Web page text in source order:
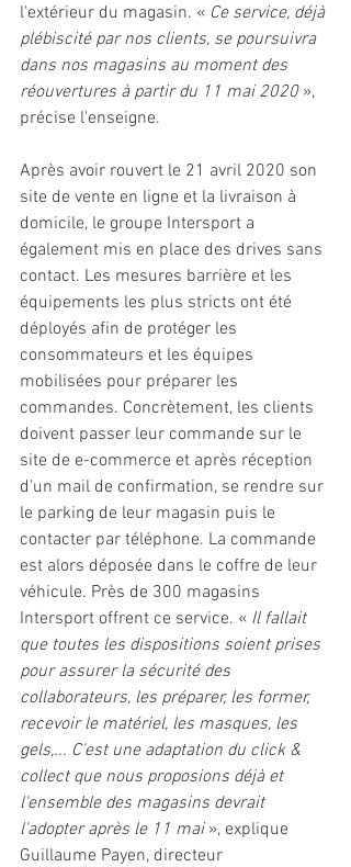
l'extérieur du magasin. « Ce service, déjà
plébiscité par nos clients, se poursuivra
dans nos magasins au moment des
réouvertures à partir du 11 mai 2020 »,
précise l'enseigne.
Après avoir rouvert le 21 avril 2020 son
site de vente en ligne et la livraison à
domicile, le groupe Intersport a
également mis en place des drives sans
contact. Les mesures barrière et les
équipements les plus stricts ont été
déployés afin de protéger les
consommateurs et les équipes
mobilisées pour préparer les
commandes. Concrètement, les clients
doivent passer leur commande sur le
site de e-commerce et après réception
d'un mail de confirmation, se rendre sur
le parking de leur magasin puis le
contacter par téléphone. La commande
est alors déposée dans le coffre de leur
véhicule. Près de 300 magasins
Intersport offrent ce service. « Il fallait
que toutes les dispositions soient prises
pour assurer la sécurité des
collaborateurs, les préparer, les former,
recevoir le matériel, les masques, les
gels,... C'est une adaptation du click &
collect que nous proposions déjà et
l'ensemble des magasins devrait
l'adopter après le 11 mai », explique
Guillaume Payen, directeur